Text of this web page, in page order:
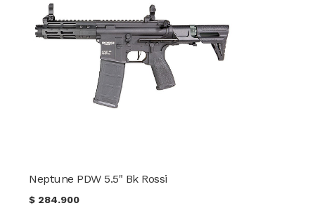
Neptune PDW 5.5" Bk Rossi
$ 284.900